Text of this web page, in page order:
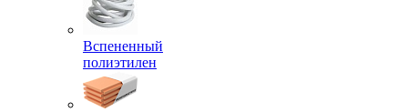
Вспененный
полиэтилен